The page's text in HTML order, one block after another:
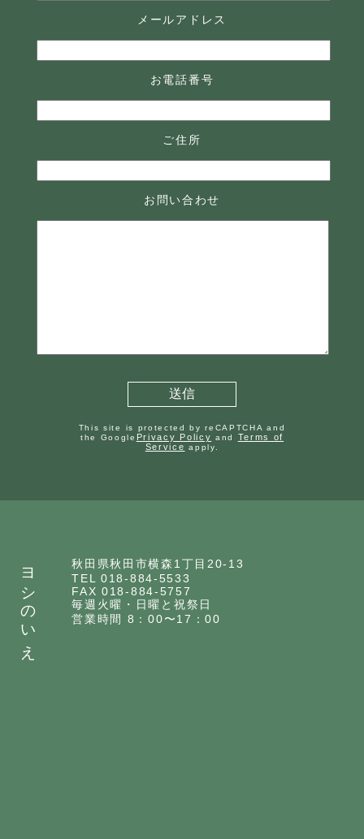
メールアドレス
お電話番号
ご住所
お問い合わせ
This site is protected by reCAPTCHA and
the Google Privacy Policy and Terms of
Service apply.
ヨシのいえ
秋田県秋田市横森1丁目20-13
TEL 018-884-5533
FAX 018-884-5757
毎週火曜・日曜と祝祭日
営業時間 8：00〜17：00